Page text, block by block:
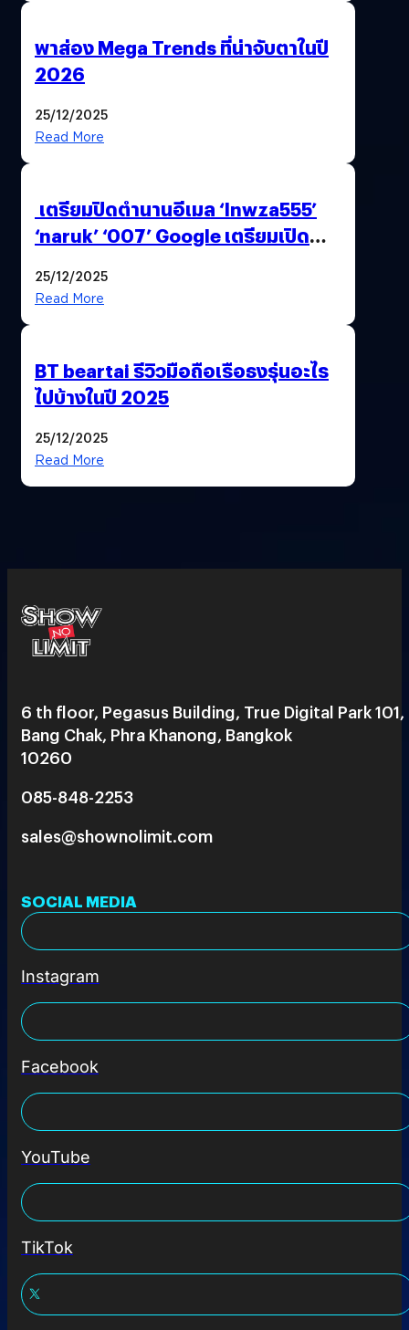
พาส่อง Mega Trends ที่น่าจับตาในปี
2026
25/12/2025
Read More
เตรียมปิดตำนานอีเมล ‘lnwza555’
‘naruk’ ‘007’ Google เตรียมเปิด
25/12/2025
Read More
BT beartai รีวิวมือถือเรือธงรุ่นอะไร
ไปบ้างในปี 2025
25/12/2025
Read More
6 th floor, Pegasus Building, True Digital Park 101,
Bang Chak, Phra Khanong, Bangkok
10260
085-848-2253
sales@shownolimit.com
SOCIAL MEDIA
Instagram
Facebook
YouTube
TikTok